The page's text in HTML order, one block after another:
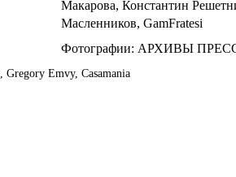
Макарова, Константин
Масленников, GamFratesi
Фотографии: АРХИВЫ
Gregory Emvy, Casamania